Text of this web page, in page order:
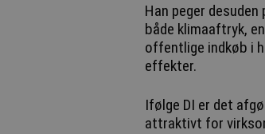
Han peger
både klimaaftryk,
offentlige indkøb i
effekter.
Ifølge DI er det
attraktivt for